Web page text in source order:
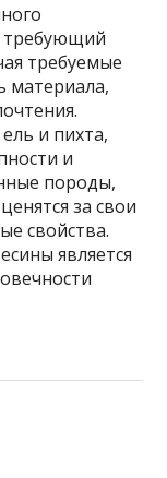
требующий
требуемые
материала,
и пихта,
и
породы,
за свои
свойства.
является